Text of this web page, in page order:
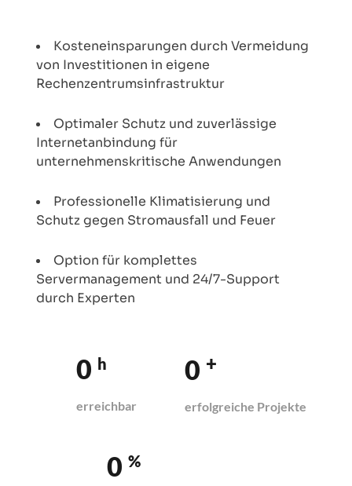
Kosteneinsparungen durch Vermeidung
von Investitionen in eigene
Rechenzentrumsinfrastruktur
Optimaler Schutz und zuverlässige
Internetanbindung für
unternehmenskritische Anwendungen
Professionelle Klimatisierung und
Schutz gegen Stromausfall und Feuer
Option für komplettes
Servermanagement und 24/7-Support
durch Experten
0 h
erreichbar
0 +
erfolgreiche Projekte
0 %